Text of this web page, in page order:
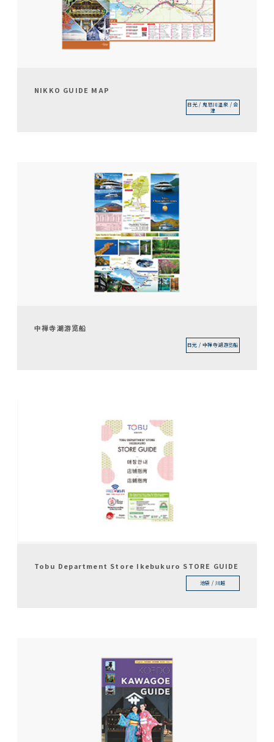
NIKKO GUIDE MAP
日光 / 鬼怒川温泉 / 会
津
中禅寺湖游览船
日光 / 中禅寺湖游览船
Tobu Department Store Ikebukuro STORE GUIDE
池袋 / 川越